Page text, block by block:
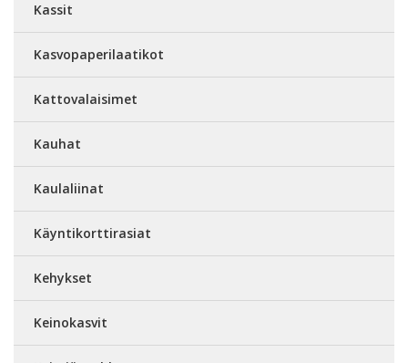
Kassit
Kasvopaperilaatikot
Kattovalaisimet
Kauhat
Kaulaliinat
Käyntikorttirasiat
Kehykset
Keinokasvit